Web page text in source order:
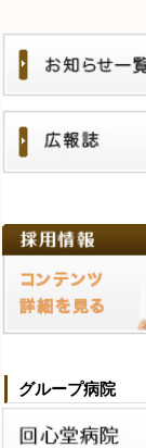
グループ病院